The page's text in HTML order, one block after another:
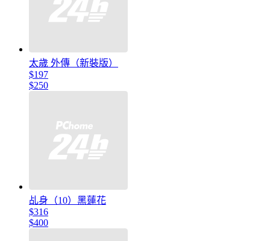
太歲 外傳（新裝版）
$197
$250
乩身（10）黑蓮花
$316
$400